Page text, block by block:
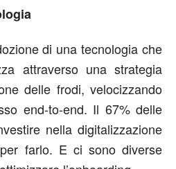
di una tecnologia che
attraverso una strategia
delle frodi, velocizzando
end-to-end. Il 67% delle
nella digitalizzazione
farlo. E ci sono diverse